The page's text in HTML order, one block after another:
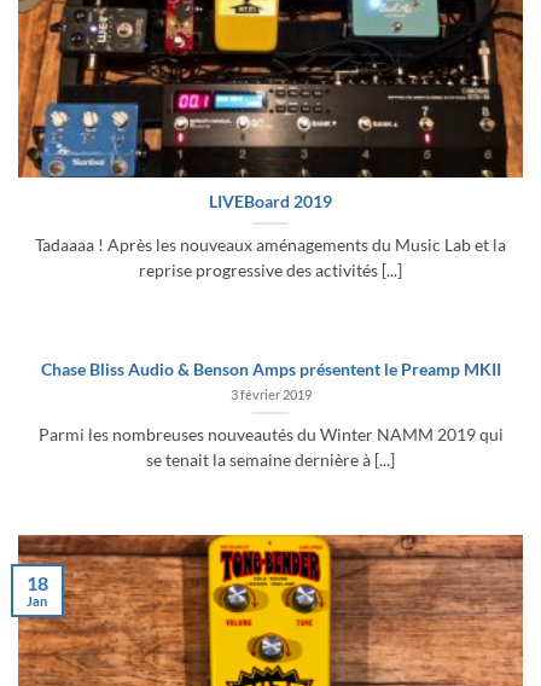
LIVEBoard 2019
Tadaaaa ! Après les nouveaux aménagements du Music Lab et la
reprise progressive des activités [...]
Chase Bliss Audio & Benson Amps présentent le Preamp MKII
3 février 2019
Parmi les nombreuses nouveautés du Winter NAMM 2019 qui
se tenait la semaine dernière à [...]
18
Jan